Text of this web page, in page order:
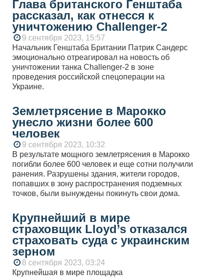
Глава британского Генштаба
рассказал, как отнесся к
уничтожению Challenger-2
9 сентября 2023, 15:57
Начальник Генштаба Британии Патрик Сандерс
эмоционально отреагировал на новость об
уничтожении танка Challenger-2 в зоне
проведения российской спецоперации на
Украине.
Землетрясение в Марокко
унесло жизни более 600
человек
9 сентября 2023, 10:32
В результате мощного землетрясения в Марокко
погибли более 600 человек и еще сотни получили
ранения. Разрушены здания, жители городов,
попавших в зону распространения подземных
точков, были вынуждены покинуть свои дома.
Крупнейший в мире
страховщик Lloyd’s отказался
страховать суда с украинским
зерном
8 сентября 2023, 03:24
Крупнейшая в мире площадка